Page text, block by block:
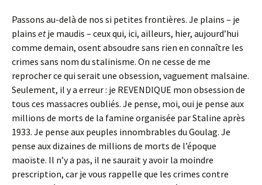
Passons au-delà de nos si petites frontières. Je plains – je
plains etje maudis – ceux qui, ici, ailleurs, hier, aujourd’hui
comme demain, osent absoudre sans rien en connaître les
crimes sans nom du stalinisme. On ne cesse de me
reprocher ce qui serait une obsession, vaguement malsaine.
Seulement, il y a erreur : je REVENDIQUE mon obsession de
tous ces massacres oubliés. Je pense, moi, oui je pense aux
millions de morts de la famine organisée par Staline après
1933. Je pense aux peuples innombrables du Goulag. Je
pense aux dizaines de millions de morts de l’époque
maoïste. Il n’y a pas, il ne saurait y avoir la moindre
prescription, car je vous rappelle que les crimes contre